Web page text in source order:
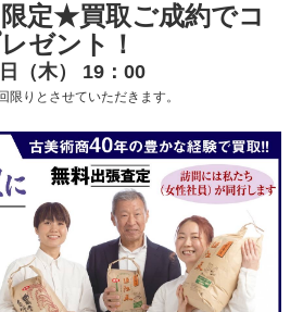
定★買取ご成約でコ
ゼント！
（木） 19：00
りとさせていただきます。